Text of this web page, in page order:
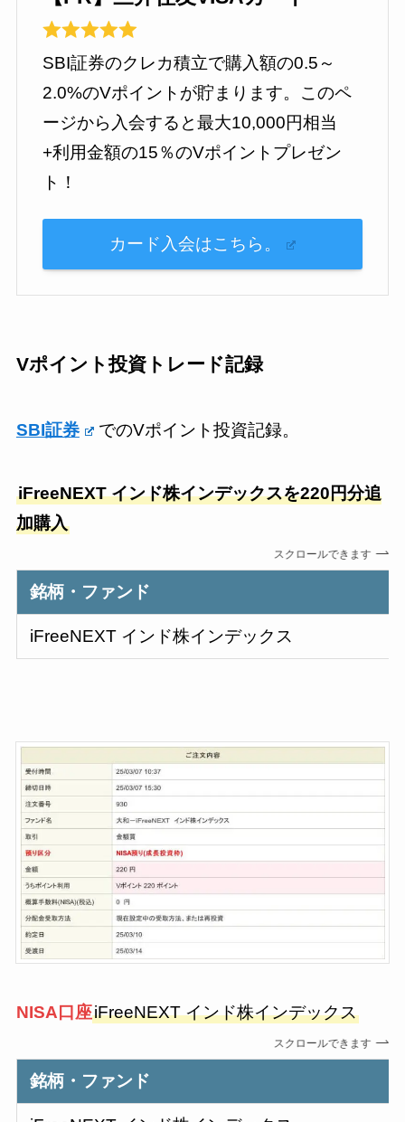
SBI証券のクレカ積立で購入額の0.5～
2.0%のVポイントが貯まります。このペ
ージから入会すると最大10,000円相当
+利用金額の15％のVポイントプレゼン
ト！
カード入会はこちら。
Vポイント投資トレード記録
SBI証券 でのVポイント投資記録。
iFreeNEXT インド株インデックスを220円分追
加購入
スクロールできます
銘柄・ファンド
iFreeNEXT インド株インデックス
NISA口 座iFreeNEXT インド株インデックス
スクロールできます
銘柄・ファンド